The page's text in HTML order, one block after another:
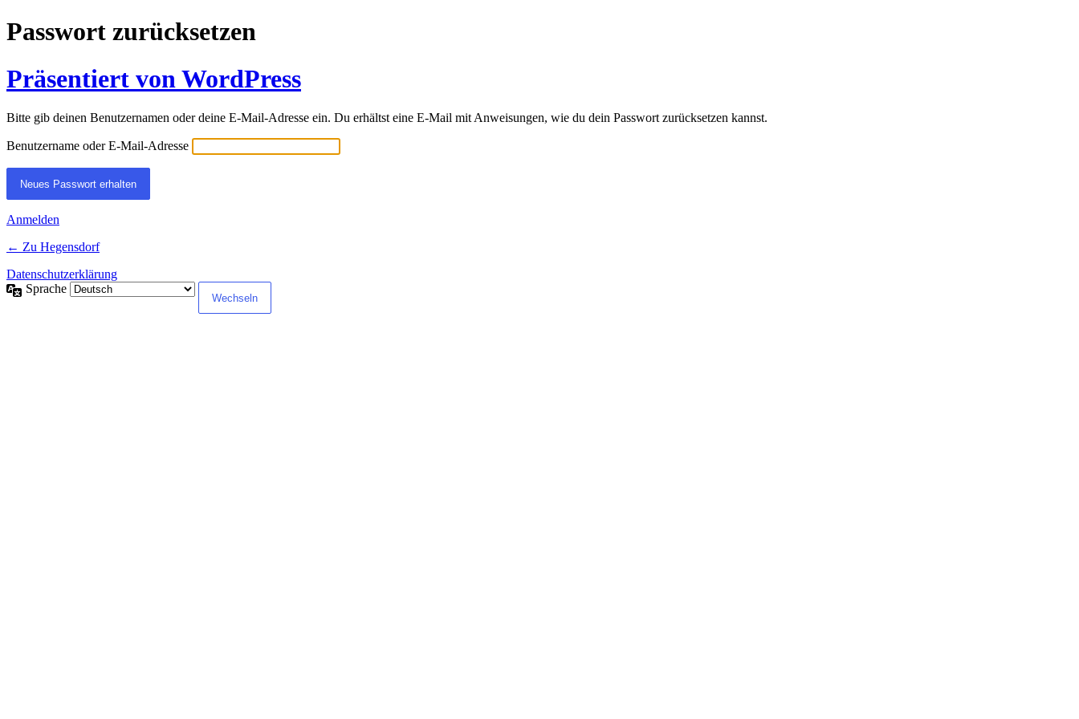
Passwort zurücksetzen
Präsentiert von WordPress
Bitte gib deinen Benutzernamen oder deine E-Mail-Adresse ein. Du erhältst eine E-Mail mit Anweisungen, wie du dein Passwort zurücksetzen kannst.
Benutzername oder E-Mail-Adresse
Anmelden
← Zu Hegensdorf
Datenschutzerklärung
Sprache